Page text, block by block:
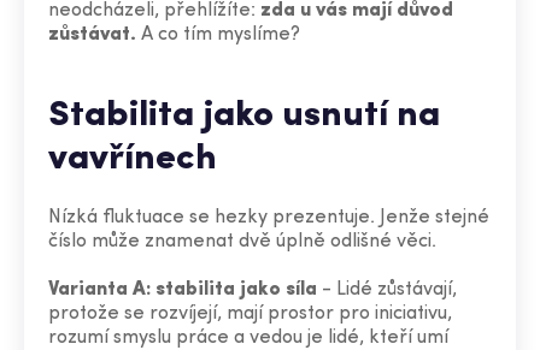
neodcházeli, přehlížíte: zda u vás mají důvod
zůstávat. A co tím myslíme?
Stabilita jako usnutí na
vavřínech
Nízká fluktuace se hezky prezentuje. Jenže stejné
číslo může znamenat dvě úplně odlišné věci.
Varianta A: stabilita jako síla - Lidé zůstávají,
protože se rozvíjejí, mají prostor pro iniciativu,
rozumí smyslu práce a vedou je lidé, kteří umí